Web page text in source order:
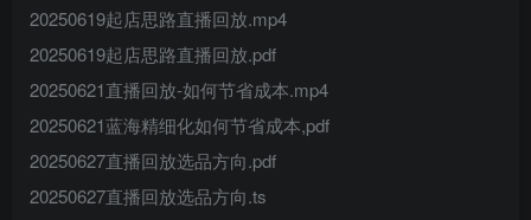
20250619起店思路直播回放.mp4
20250619起店思路直播回放.pdf
20250621直播回放-如何节省成本.mp4
20250621蓝海精细化如何节省成本,pdf
20250627直播回放选品方向.pdf
20250627直播回放选品方向.ts